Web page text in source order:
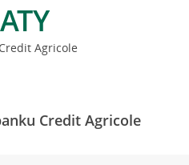
Agricole
Credit Agricole